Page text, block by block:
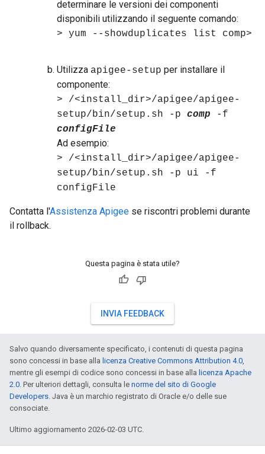
determinare le versioni dei componenti
disponibili utilizzando il seguente comando:
> yum --showduplicates list comp>
Utilizza apigee-setup per installare il
componente:
> /<install_dir>/apigee/apigee-
setup/bin/setup.sh -p comp -f
configFile
Ad esempio:
> /<install_dir>/apigee/apigee-
setup/bin/setup.sh -p ui -f
configFile
Contatta l'Assistenza Apigee se riscontri problemi durante
il rollback.
Questa pagina è stata utile?
INVIA FEEDBACK
Salvo quando diversamente specificato, i contenuti di questa pagina
sono concessi in base alla licenza Creative Commons Attribution 4.0,
mentre gli esempi di codice sono concessi in base alla licenza Apache
2.0. Per ulteriori dettagli, consulta le norme del sito di Google
Developers. Java è un marchio registrato di Oracle e/o delle sue
consociate.
Ultimo aggiornamento 2026-02-03 UTC.